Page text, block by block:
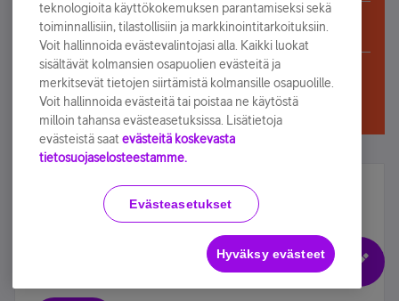
Telia Yhteisö on Vain luku -moodissa, kunnes
sulkeutuu kokonaan lokakuussa
Älä jää paitsi – osallistu ja voita!
Tilaa Telian uutiskirje ja olet mukana arvonnassa.
Samalla saat parhaat asiakasedut suoraan
teknologioita käyttökokemuksen parantamiseksi sekä
toiminnallisiin, tilastollisiin ja markkinointitarkoituksiin.
Voit hallinnoida evästevalintojasi alla. Kaikki luokat
sisältävät kolmansien osapuolien evästeitä ja
merkitsevät tietojen siirtämistä kolmansille osapuolille.
Voit hallinnoida evästeitä tai poistaa ne käytöstä
milloin tahansa evästeasetuksissa. Lisätietoja
evästeistä saat evästeitä koskevasta
tietosuojaselosteestamme.
Evästeasetukset
Hyväksy evästeet